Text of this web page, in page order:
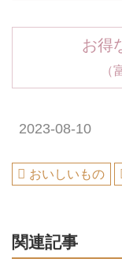
お得
（
2023-08-10
おいしいもの
関連記事